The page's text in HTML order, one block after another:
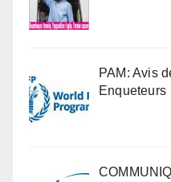
PAM: Avis
Enqueteurs